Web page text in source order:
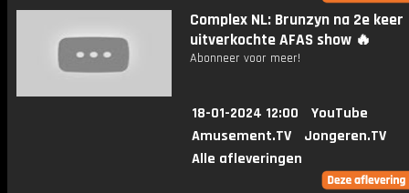
Complex NL: Brunzyn na 2e keer
uitverkochte AFAS show 🔥
Abonneer voor meer!
18-01-2024 12:00
YouTube
Amusement.TV
Jongeren.TV
Alle afleveringen